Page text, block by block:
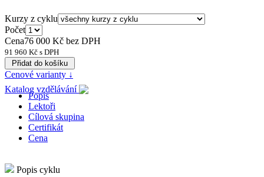
Kurzy z cyklu
Počet
Cena76 000 Kč bez DPH
91 960 Kč s DPH
Cenové varianty ↓
Katalog vzdělávání
Popis
Lektoři
Cílová skupina
Certifikát
Cena
Popis cyklu